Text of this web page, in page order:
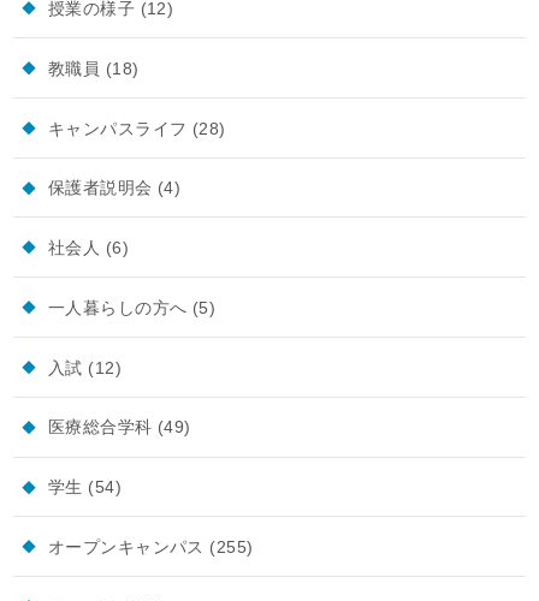
授業の様子 (12)
教職員 (18)
キャンパスライフ (28)
保護者説明会 (4)
社会人 (6)
一人暮らしの方へ (5)
入試 (12)
医療総合学科 (49)
学生 (54)
オープンキャンパス (255)